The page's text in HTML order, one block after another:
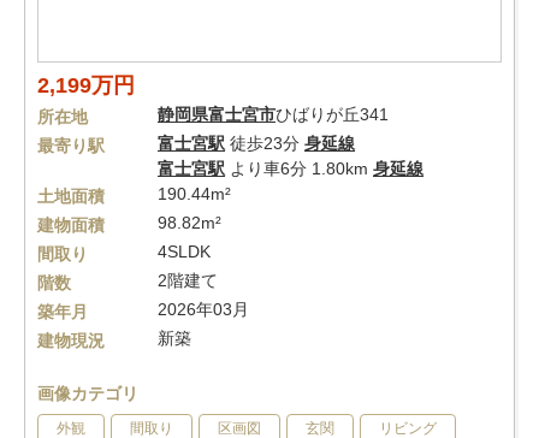
2,199万円
所在地 静岡県富士宮市ひばりが丘341
最寄り駅
富士宮駅 徒歩23分 身延線
富士宮駅 より車6分 1.80km 身延線
土地面積
190.44m²
建物面積
98.82m²
間取り
4SLDK
階数
2階建て
築年月
2026年03月
建物現況
新築
画像カテゴリ
外観 間取り 区画図 玄関 リビング